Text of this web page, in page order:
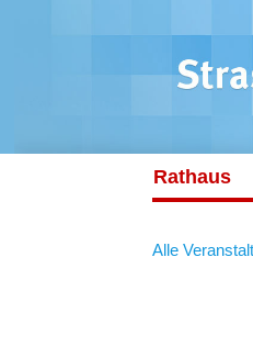
Rathaus
Alle